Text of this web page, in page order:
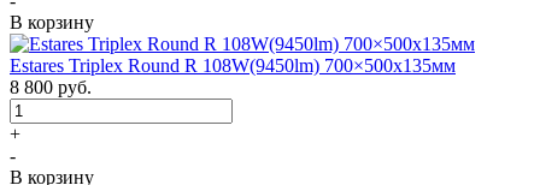
В корзину
Estares Triplex Round R 108W(9450lm) 700×500х135мм
8 800 руб.
+
-
В корзину